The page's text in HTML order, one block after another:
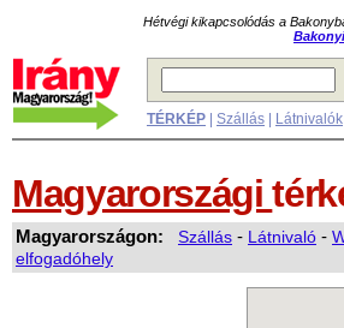
Hétvégi kikapcsolódás a
TÉRKÉP Szállás Látnivalók
Magyarországi
Magyarországon: Szállás - Látnivaló -
elfogadóhely